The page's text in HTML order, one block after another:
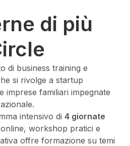
di più
di business training e
si rivolge a startup
imprese familiari impegnate
intensivo di 4 giornate
workshop pratici e
offre formazione su temi